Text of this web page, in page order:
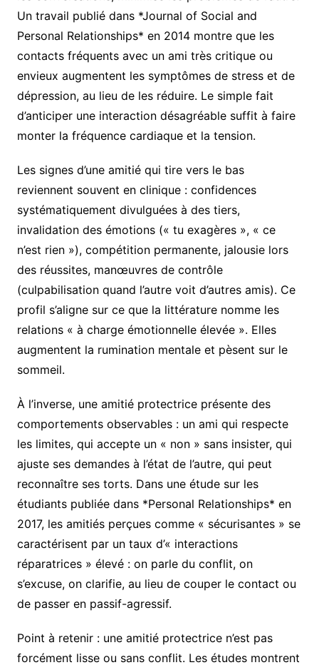
Un travail publié dans *Journal of Social and
Personal Relationships* en 2014 montre que les
contacts fréquents avec un ami très critique ou
envieux augmentent les symptômes de stress et de
dépression, au lieu de les réduire. Le simple fait
d’anticiper une interaction désagréable suffit à faire
monter la fréquence cardiaque et la tension.
Les signes d’une amitié qui tire vers le bas
reviennent souvent en clinique : confidences
systématiquement divulguées à des tiers,
invalidation des émotions (« tu exagères », « ce
n’est rien »), compétition permanente, jalousie lors
des réussites, manœuvres de contrôle
(culpabilisation quand l’autre voit d’autres amis). Ce
profil s’aligne sur ce que la littérature nomme les
relations « à charge émotionnelle élevée ». Elles
augmentent la rumination mentale et pèsent sur le
sommeil.
À l’inverse, une amitié protectrice présente des
comportements observables : un ami qui respecte
les limites, qui accepte un « non » sans insister, qui
ajuste ses demandes à l’état de l’autre, qui peut
reconnaître ses torts. Dans une étude sur les
étudiants publiée dans *Personal Relationships* en
2017, les amitiés perçues comme « sécurisantes » se
caractérisent par un taux d’« interactions
réparatrices » élevé : on parle du conflit, on
s’excuse, on clarifie, au lieu de couper le contact ou
de passer en passif-agressif.
Point à retenir : une amitié protectrice n’est pas
forcément lisse ou sans conflit. Les études montrent